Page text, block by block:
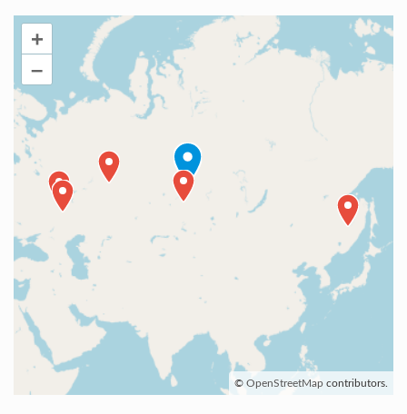
+
–
© OpenStreetMap contributors.